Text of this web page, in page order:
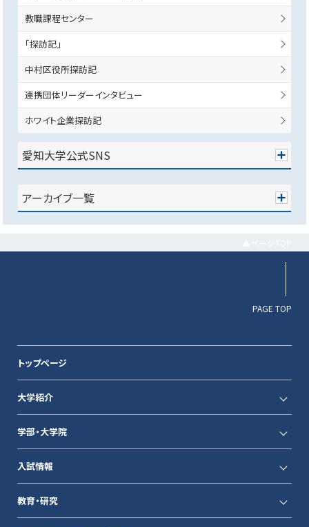
教職課程センター
「探訪記」
中村区役所探訪記
連携団体リーダーインタビュー
ホワイト企業探訪記
愛知大学公式SNS
アーカイブ一覧
PAGE TOP
トップページ
大学紹介
学部・大学院
入試情報
教育・研究